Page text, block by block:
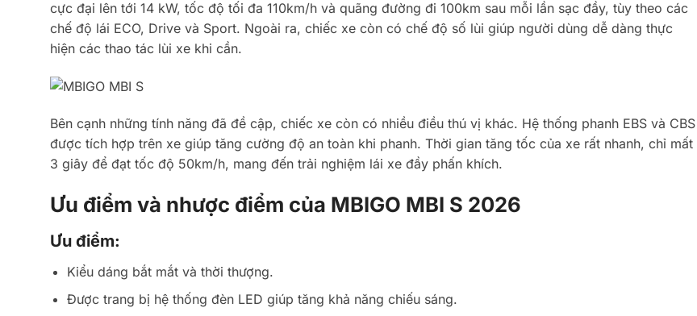
cực đại lên tới 14 kW, tốc độ tối đa 110km/h và quãng đường đi 100km sau mỗi lần sạc đầy, tùy theo các
chế độ lái ECO, Drive và Sport. Ngoài ra, chiếc xe còn có chế độ số lùi giúp người dùng dễ dàng thực
hiện các thao tác lùi xe khi cần.
Bên cạnh những tính năng đã đề cập, chiếc xe còn có nhiều điều thú vị khác. Hệ thống phanh EBS và CBS
được tích hợp trên xe giúp tăng cường độ an toàn khi phanh. Thời gian tăng tốc của xe rất nhanh, chỉ mất
3 giây để đạt tốc độ 50km/h, mang đến trải nghiệm lái xe đầy phấn khích.
Ưu điểm và nhược điểm của MBIGO MBI S 2026
Ưu điểm:
Kiểu dáng bắt mắt và thời thượng.
Được trang bị hệ thống đèn LED giúp tăng khả năng chiếu sáng.